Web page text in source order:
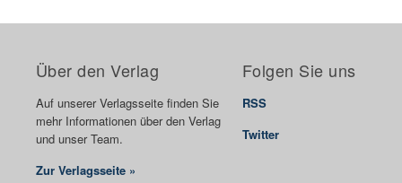
Über den Verlag
Auf unserer Verlagsseite finden Sie
mehr Informationen über den Verlag
und unser Team.
Zur Verlagsseite »
Folgen Sie uns
RSS
Twitter